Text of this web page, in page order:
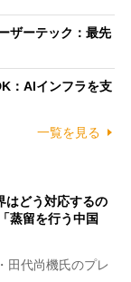
ザーテック：最先
：AIインフラを支
一覧を見る
はどう対応するの
蒸留を行う中国
田代尚機氏のプレ